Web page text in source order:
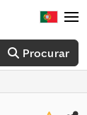
Procurar